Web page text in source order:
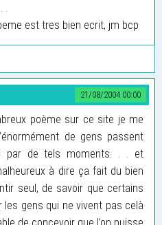
est tres bien ecrit, jm bcp
21/08/2004 00:00
poème sur ce site je me
de gens passent
par de tels moments. . . et
à dire ça fait du bien
seul, de savoir que certains
les gens qui ne vivent pas celà
de concevoir que l’on puisse